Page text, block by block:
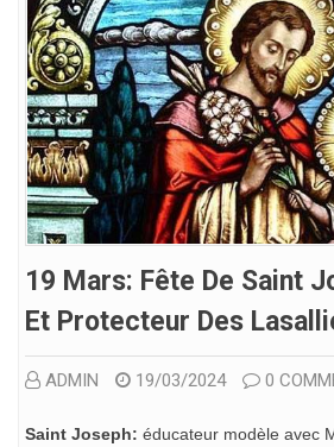
19 Mars: Fête De Saint
Et Protecteur Des
ADMIN 19/03/2024 0
Saint Joseph: éducateur modèle avec